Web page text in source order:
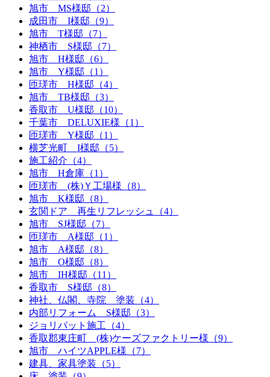
旭市 MS様邸（2）
成田市 I様邸（9）
旭市 T様邸（7）
神栖市 S様邸（7）
旭市 H様邸（6）
旭市 Y様邸（1）
匝瑳市 H様邸（4）
旭市 TB様邸（3）
香取市 U様邸（10）
千葉市 DELUXIE様（1）
匝瑳市 Y様邸（1）
横芝光町 I様邸（5）
施工紹介（4）
旭市 H倉庫（1）
匝瑳市 (株)Ｙ工場様（8）
旭市 K様邸（8）
玄関ドア 再生リフレッシュ（4）
旭市 SJ様邸（7）
匝瑳市 A様邸（1）
旭市 A様邸（8）
旭市 O様邸（8）
旭市 IH様邸（11）
香取市 S様邸（8）
神社、仏閣、寺院 塗装（4）
内部リフォーム S様邸（3）
ジョリパット施工（4）
香取郡東庄町 (株)ケーズファクトリー様（9）
旭市 ハイツAPPLE様（7）
建具、家具塗装（5）